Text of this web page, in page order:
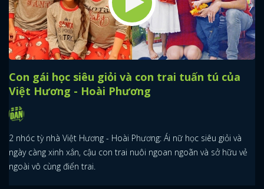
Con gái học siêu giỏi và con trai tuấn tú của
Việt Hương - Hoài Phương
2 nhóc tỳ nhà Việt Hương - Hoài Phương: Ái nữ học siêu giỏi và
ngày càng xinh xắn, cậu con trai nuôi ngoan ngoãn và sở hữu vẻ
ngoài vô cùng điển trai.